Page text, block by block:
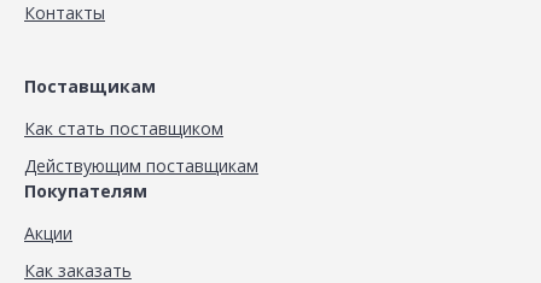
Контакты
Поставщикам
Как стать поставщиком
Действующим поставщикам
Покупателям
Акции
Как заказать